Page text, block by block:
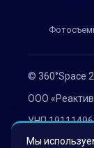
© 360°Space
ООО
УНП
г. Минск, ул.
Мы